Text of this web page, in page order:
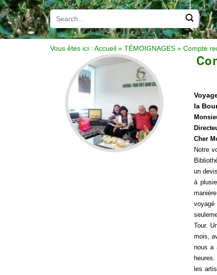
Vous êtes ici : Accueil » TÉMOIGNAGES » Compte
la
Cher
Notre
un
à
Tour.
mois,
nous a
heures.
les